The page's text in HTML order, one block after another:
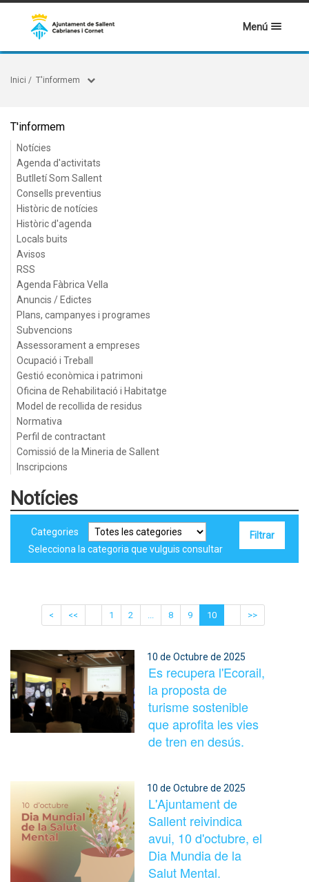
Menú
Inici / T'informem
T'informem
Notícies
Agenda d'activitats
Butlletí Som Sallent
Consells preventius
Històric de notícies
Històric d'agenda
Locals buits
Avisos
RSS
Agenda Fàbrica Vella
Anuncis / Edictes
Plans, campanyes i programes
Subvencions
Assessorament a empreses
Ocupació i Treball
Gestió econòmica i patrimoni
Oficina de Rehabilitació i Habitatge
Model de recollida de residus
Normativa
Perfil de contractant
Comissió de la Mineria de Sallent
Inscripcions
Notícies
Categories
Selecciona la categoria que vulguis consultar
< << 1 2 ... 8 9 10 >>
10 de Octubre de 2025
Es recupera l'Ecorail,
la proposta de
turisme sostenible
que aprofita les vies
de tren en desús.
10 de Octubre de 2025
L'Ajuntament de
Sallent reivindica
avui, 10 d'octubre, el
Dia Mundia de la
Salut Mental.